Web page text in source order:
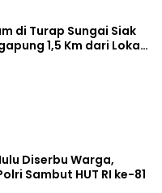
di Turap Sungai Siak
1,5 Km dari Lokasi
Diserbu Warga,
Sambut HUT RI ke-81